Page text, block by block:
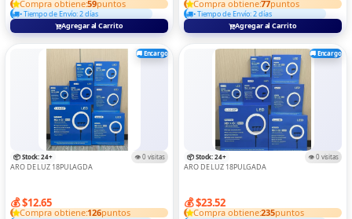
CONTROS
Convertidor Y Adaptadors
DIGITA ELECTRONICAS
DRON
ELECTRODOMESTICOS
GAME
LAPTOPS
Compra obtiene:59puntos
• Tiempo de Envío: 2 días
Agregar al Carrito
Compra obtiene:77puntos
• Tiempo de Envío: 2 días
Agregar al Carrito
🚚 Encargo
📦 Stock: 24+ 👁️ 0 visitas
ARO DE LUZ 18PULAGDA
💰 $12.65
Compra obtiene:126puntos
🚚 Encargo
📦 Stock: 24+ 👁️ 0 visitas
ARO DE LUZ 18PULGADA
💰 $23.52
Compra obtiene:235puntos